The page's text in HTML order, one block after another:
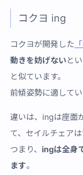
コクヨ ing
コクヨが開発した
動きを妨げない と
と似ています。
前傾姿勢に適して
違いは、ingは座面
て、セイルチェア
つまり、 ingは全身
ます。